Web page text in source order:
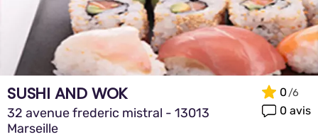
SUSHI AND WOK
32 avenue frederic mistral - 13013
Marseille
0
0 avis